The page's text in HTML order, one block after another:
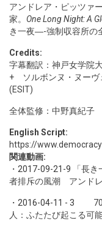
アンドレア・ピッツァ
家。 One Long Night: A
き一夜―-強制収容所の
Credits:
字幕翻訳：神戸女学院
+ ソルボンヌ・ヌーヴ
(ESIT)
全体監修：中野真紀子
English Script:
https://
関連動画:
・ 2017-09-21-9 「長
者排斥の風潮 アンド
・ 2016-04-11 - 3
70
人：ふたたび起こる可